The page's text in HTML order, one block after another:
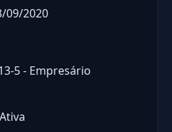
09/2020
5 - Empresário
Ativa